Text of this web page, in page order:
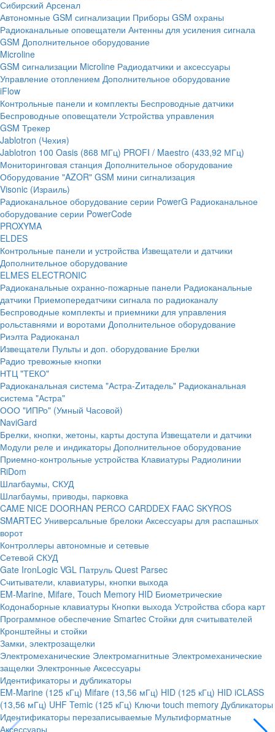
Сибирский Арсенал
Автономные GSM сигнализации Приборы GSM охраны
Радиоканальные оповещатели Антенны для усиления сигнала
GSM Дополнительное оборудование
Microline
GSM cигнализации Microline Радиодатчики и аксессуары
Управление отоплением Дополнительное оборудование
iFlow
Контрольные панели и комплекты Беспроводные датчики
Беспроводные оповещатели Устройства управления
GSM Трекер
Jablotron (Чехия)
Jablotron 100 Oasis (868 МГц) PROFI / Maestro (433,92 МГц)
Мониторинговая станция Дополнительное оборудование
Оборудование "AZOR" GSM мини сигнализация
Visonic (Израиль)
Радиоканальное оборудование серии PowerG Радиоканальное
оборудование серии PowerCode
PROXYMA
ELDES
Контрольные панели и устройства Извещатели и датчики
Дополнительное оборудование
ELMES ELECTRONIC
Радиоканальные охранно-пожарные панели Радиоканальные
датчики Приемопередатчики сигнала по радиоканалу
Беспроводные комплекты и приемники для управления
рольставнями и воротами Дополнительное оборудование
Риэлта Радиоканал
Извещатели Пульты и доп. оборудование Брелки
Радио тревожные кнопки
НТЦ "ТЕКО"
Радиоканальная система "Астра-Zитадель" Радиоканальная
система "Астра"
ООО "ИПРо" (Умный Часовой)
NaviGard
Брелки, кнопки, жетоны, карты доступа Извещатели и датчики
Модули реле и индикаторы Дополнительное оборудование
Приемно-контрольные устройства Клавиатуры Радиолинии
RiDom
Шлагбаумы, СКУД
Шлагбаумы, приводы, парковка
CAME NICE DOORHAN PERCO CARDDEX FAAC SKYROS
SMARTEC Универсальные брелоки Аксессуары для распашных
ворот
Контроллеры автономные и сетевые
Сетевой СКУД
Gate IronLogic VGL Патруль Quest Parsec
Считыватели, клавиатуры, кнопки выхода
EM-Marine, Mifare, Touch Memory HID Биометрические
Кодонаборные клавиатуры Кнопки выхода Устройства сбора карт
Программное обеспечение Smartec Стойки для считывателей
Кронштейны и стойки
Замки, электрозащелки
Электромеханические Электромагнитные Электромеханические
защелки Электронные Аксессуары
Идентификаторы и дубликаторы
EM-Marine (125 кГц) Mifare (13,56 мГц) HID (125 кГц) HID iCLASS
(13,56 мГц) UHF Temic (125 кГц) Ключи touch memory Дубликаторы
Идентификаторы перезаписываемые Мультиформатные
Аксессуары